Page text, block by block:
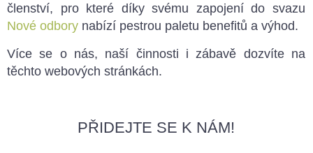
členství, pro které díky svému zapojení do svazu
Nové odbory nabízí pestrou paletu benefitů a výhod.
​Více se o nás, naší činnosti i zábavě dozvíte na
těchto webových stránkách.
PŘIDEJTE SE K NÁM!